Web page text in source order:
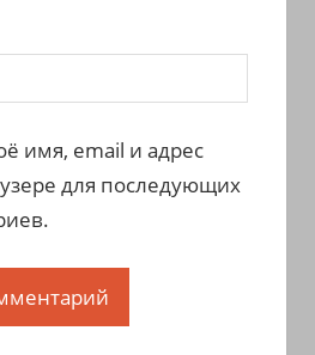
имя, email и адрес
для последующих